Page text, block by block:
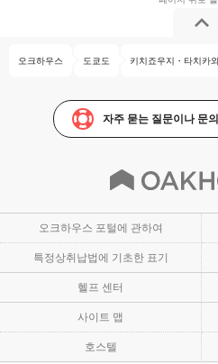
오크하우스 도쿄도 키치죠우지・타치카
자주 묻는 질문이나 문
오크하우스 포털에 관하여
특정상취납법에 기초한 표기
헬프 센터
사이트 맵
호스텔